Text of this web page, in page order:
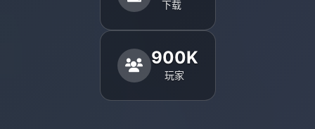
下载
900K
玩家